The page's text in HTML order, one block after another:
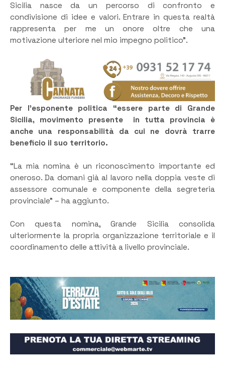
Sicilia nasce da un percorso di confronto e
condivisione di idee e valori. Entrare in questa realtà
rappresenta per me un onore oltre che una
motivazione ulteriore nel mio impegno politico”.
Per l’esponente politica “essere parte di Grande
Sicilia, movimento presente in tutta provincia è
anche una responsabilità da cui ne dovrà trarre
beneficio il suo territorio.
“La mia nomina è un riconoscimento importante ed
oneroso. Da domani già al lavoro nella doppia veste di
assessore comunale e componente della segreteria
provinciale” – ha aggiunto.
Con questa nomina, Grande Sicilia consolida
ulteriormente la propria organizzazione territoriale e il
coordinamento delle attività a livello provinciale.